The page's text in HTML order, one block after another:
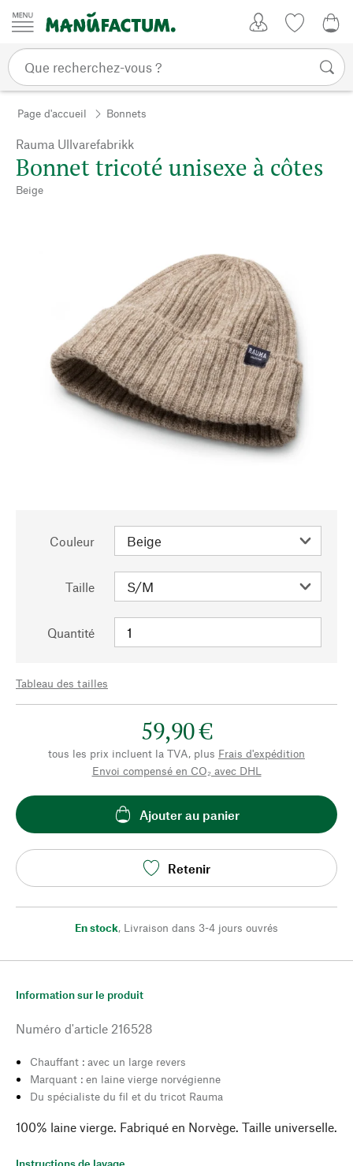
Passer au contenu
Page d'accueil Bonnets
Rauma Ullvarefabrikk
Bonnet tricoté unisexe à côtes
Beige
Couleur
Taille
Quantité
Tableau des tailles
59,90 €
tous les prix incluent la TVA, plus Frais d'expédition
Envoi compensé en CO₂ avec DHL
Ajouter au panier
Retenir
En stock, Livraison dans 3-4 jours ouvrés
Information sur le produit
Numéro d'article 216528
Chauffant : avec un large revers
Marquant : en laine vierge norvégienne
Du spécialiste du fil et du tricot Rauma
100% laine vierge. Fabriqué en Norvège. Taille universelle.
Instructions de lavage